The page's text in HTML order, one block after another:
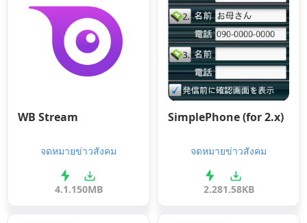
WB Stream
จดหมายข่าวสังคม
4.1.150MB
SimplePhone (for 2.x)
จดหมายข่าวสังคม
2.281.58KB